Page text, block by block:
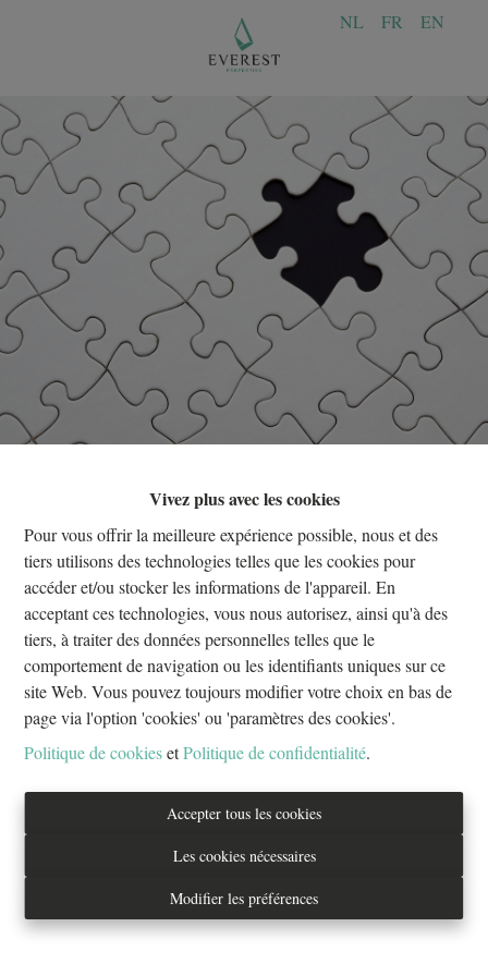
Vivez plus avec les cookies
Pour vous offrir la meilleure expérience possible, nous et des
tiers utilisons des technologies telles que les cookies pour
accéder et/ou stocker les informations de l'appareil. En
acceptant ces technologies, vous nous autorisez, ainsi qu'à des
tiers, à traiter des données personnelles telles que le
comportement de navigation ou les identifiants uniques sur ce
site Web. Vous pouvez toujours modifier votre choix en bas de
page via l'option 'cookies' ou 'paramètres des cookies'.
Politique de cookiesetPolitique de confidentialité.
Accepter tous les cookies
Les cookies nécessaires
Modifier les préférences
NL FR EN
Oups, cette page n'existe plus
À Vendre À Louer
Tél. : 02/733.70.70
Real estate